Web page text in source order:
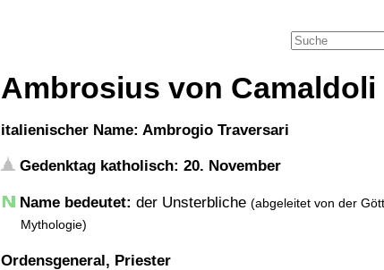
Ambrosius von Camaldoli
italienischer Name: Ambrogio Traversari
Gedenktag katholisch: 20. November
Name bedeutet: der Unsterbliche (abgeleitet von der
Mythologie)
Ordensgeneral, Priester